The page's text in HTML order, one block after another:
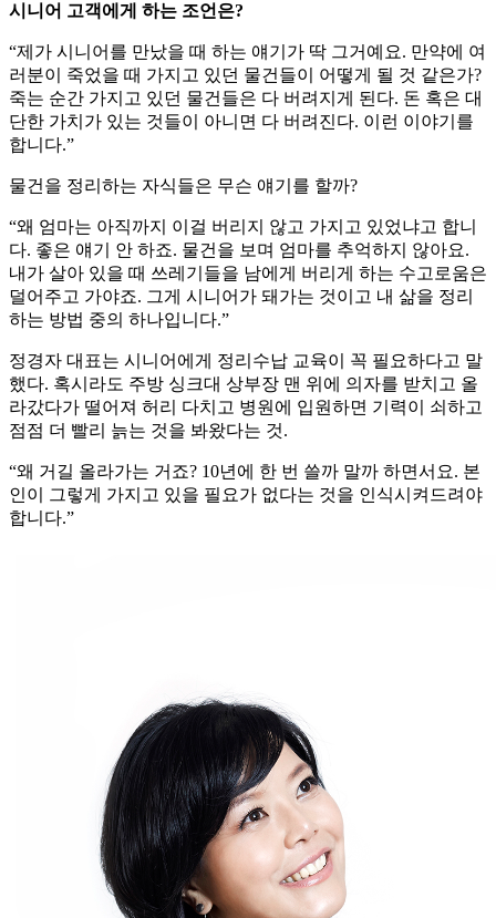
시니어 고객에게 하는 조언은?
“제가 시니어를 만났을 때 하는 얘기가 딱 그거예요. 만약에 여
러분이 죽었을 때 가지고 있던 물건들이 어떻게 될 것 같은가?
죽는 순간 가지고 있던 물건들은 다 버려지게 된다. 돈 혹은 대
단한 가치가 있는 것들이 아니면 다 버려진다. 이런 이야기를
합니다.”
물건을 정리하는 자식들은 무슨 얘기를 할까?
“왜 엄마는 아직까지 이걸 버리지 않고 가지고 있었냐고 합니
다. 좋은 얘기 안 하죠. 물건을 보며 엄마를 추억하지 않아요.
내가 살아 있을 때 쓰레기들을 남에게 버리게 하는 수고로움은
덜어주고 가야죠. 그게 시니어가 돼가는 것이고 내 삶을 정리
하는 방법 중의 하나입니다.”
정경자 대표는 시니어에게 정리수납 교육이 꼭 필요하다고 말
했다. 혹시라도 주방 싱크대 상부장 맨 위에 의자를 받치고 올
라갔다가 떨어져 허리 다치고 병원에 입원하면 기력이 쇠하고
점점 더 빨리 늙는 것을 봐왔다는 것.
“왜 거길 올라가는 거죠? 10년에 한 번 쓸까 말까 하면서요. 본
인이 그렇게 가지고 있을 필요가 없다는 것을 인식시켜드려야
합니다.”